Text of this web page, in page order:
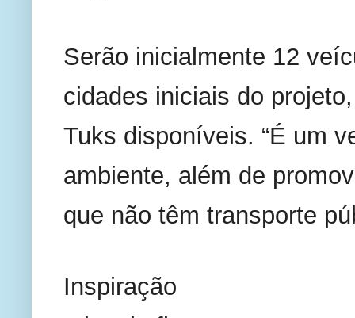
Serão inicialmente 12
cidades iniciais do
Tuks disponíveis. “É um
ambiente, além de
que não têm transporte
Inspiração